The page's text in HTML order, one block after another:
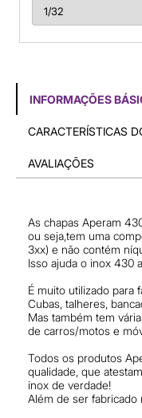
INFORMAÇÕES
CARACTERÍSTICAS
AVALIAÇÕES
As chapas Aperam
ou seja,tem uma
3xx) e não contém
Isso ajuda o inox 430
É muito utilizado para
Cubas, talheres,
Mas também tem
de carros/motos e
Todos os produtos
qualidade, que
inox de verdade!
Além de ser fabricado